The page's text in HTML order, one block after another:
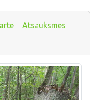
Atsauksmes